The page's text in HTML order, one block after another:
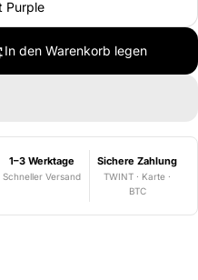
Purple
In den Warenkorb legen
1–3 Werktage
Schneller Versand
Sichere Zahlung
TWINT · Karte ·
BTC